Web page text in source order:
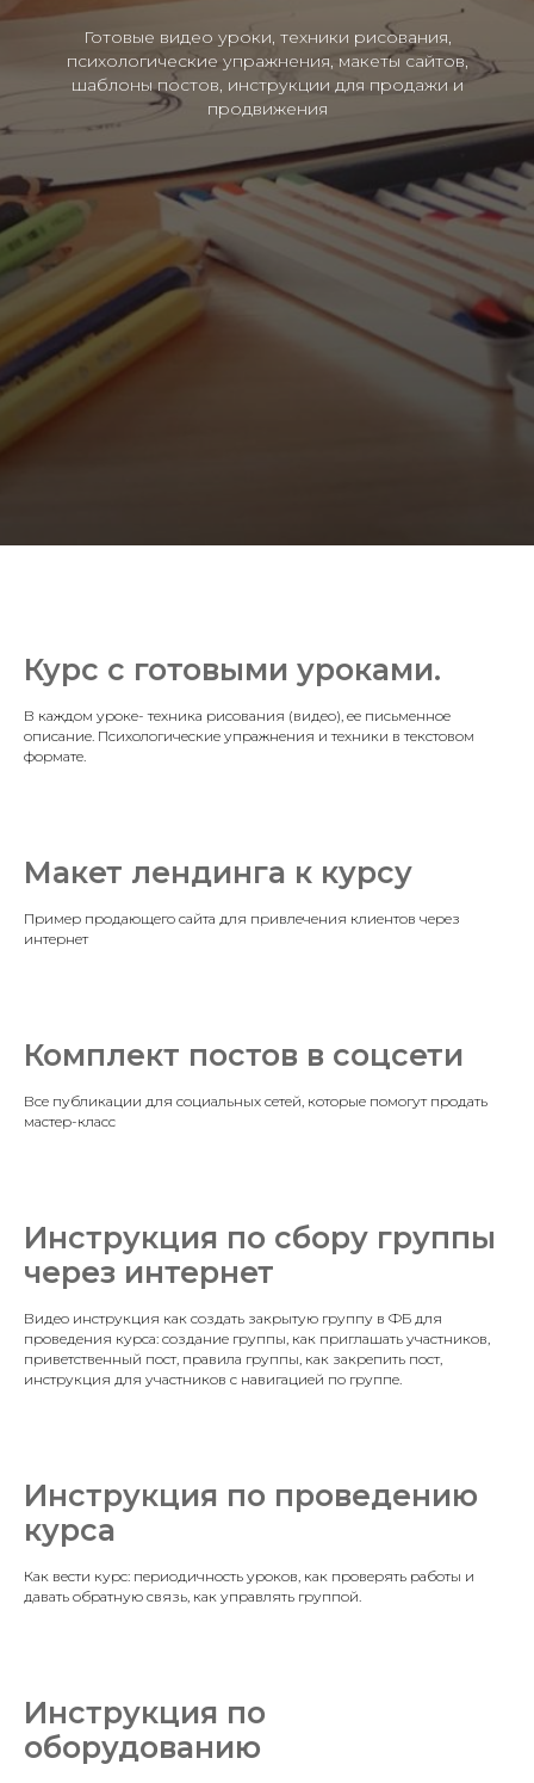
Готовые видео уроки, техники рисования,
психологические упражнения, макеты сайтов,
шаблоны постов, инструкции для продажи и
продвижения
Курс с готовыми уроками.
В каждом уроке- техника рисования (видео), ее письменное
описание. Психологические упражнения и техники в текстовом
формате.
Макет лендинга к курсу
Пример продающего сайта для привлечения клиентов через
интернет
Комплект постов в соцсети
Все публикации для социальных сетей, которые помогут продать
мастер-класс
Инструкция по сбору группы
через интернет
Видео инструкция как создать закрытую группу в ФБ для
проведения курса: создание группы, как приглашать участников,
приветственный пост, правила группы, как закрепить пост,
инструкция для участников с навигацией по группе.
Инструкция по проведению
курса
Как вести курс: периодичность уроков, как проверять работы и
давать обратную связь, как управлять группой.
Инструкция по
оборудованию